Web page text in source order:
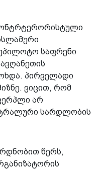
საფრენი
პირველადი
ვიცით, რომ
არ
სარდლობის
წერს,